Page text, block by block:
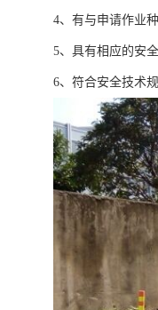
4、有与申请作业
5、具有相应的安
6、符合安全技术